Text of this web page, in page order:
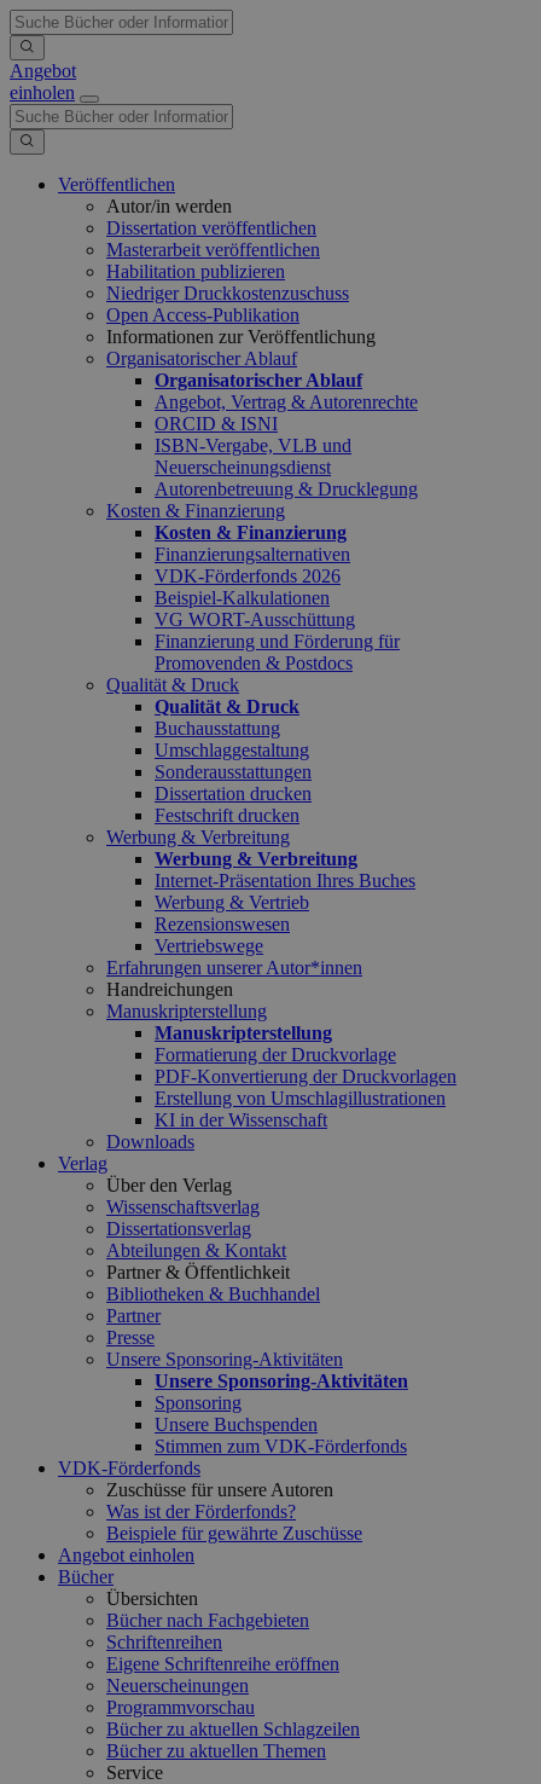
Angebot
einholen
Veröffentlichen
Autor/in werden
Dissertation veröffentlichen
Masterarbeit veröffentlichen
Habilitation publizieren
Niedriger Druckkostenzuschuss
Open Access-Publikation
Informationen zur Veröffentlichung
Organisatorischer Ablauf
Organisatorischer Ablauf
Angebot, Vertrag & Autorenrechte
ORCID & ISNI
ISBN-Vergabe, VLB und
Neuerscheinungsdienst
Autorenbetreuung & Drucklegung
Kosten & Finanzierung
Kosten & Finanzierung
Finanzierungsalternativen
VDK-Förderfonds 2026
Beispiel-Kalkulationen
VG WORT-Ausschüttung
Finanzierung und Förderung für
Promovenden & Postdocs
Qualität & Druck
Qualität & Druck
Buchausstattung
Umschlaggestaltung
Sonderausstattungen
Dissertation drucken
Festschrift drucken
Werbung & Verbreitung
Werbung & Verbreitung
Internet-Präsentation Ihres Buches
Werbung & Vertrieb
Rezensionswesen
Vertriebswege
Erfahrungen unserer Autor*innen
Handreichungen
Manuskripterstellung
Manuskripterstellung
Formatierung der Druckvorlage
PDF-Konvertierung der Druckvorlagen
Erstellung von Umschlagillustrationen
KI in der Wissenschaft
Downloads
Verlag
Über den Verlag
Wissenschaftsverlag
Dissertationsverlag
Abteilungen & Kontakt
Partner & Öffentlichkeit
Bibliotheken & Buchhandel
Partner
Presse
Unsere Sponsoring-Aktivitäten
Unsere Sponsoring-Aktivitäten
Sponsoring
Unsere Buchspenden
Stimmen zum VDK-Förderfonds
VDK-Förderfonds
Zuschüsse für unsere Autoren
Was ist der Förderfonds?
Beispiele für gewährte Zuschüsse
Angebot einholen
Bücher
Übersichten
Bücher nach Fachgebieten
Schriftenreihen
Eigene Schriftenreihe eröffnen
Neuerscheinungen
Programmvorschau
Bücher zu aktuellen Schlagzeilen
Bücher zu aktuellen Themen
Service